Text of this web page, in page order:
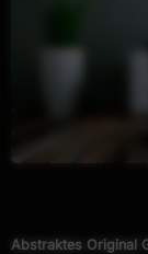
Abstraktes Original